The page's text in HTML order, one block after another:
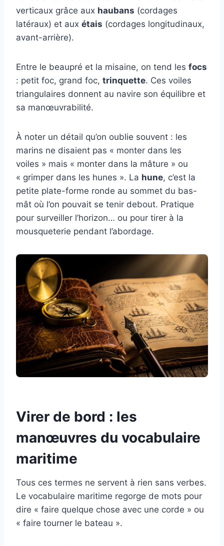
verticaux grâce aux haubans (cordages
latéraux) et aux étais (cordages longitudinaux,
avant-arrière).
Entre le beaupré et la misaine, on tend les focs
: petit foc, grand foc, trinquette. Ces voiles
triangulaires donnent au navire son équilibre et
sa manœuvrabilité.
À noter un détail qu’on oublie souvent : les
marins ne disaient pas « monter dans les
voiles » mais « monter dans la mâture » ou
« grimper dans les hunes ». La hune, c’est la
petite plate-forme ronde au sommet du bas-
mât où l’on pouvait se tenir debout. Pratique
pour surveiller l’horizon… ou pour tirer à la
mousqueterie pendant l’abordage.
Virer de bord : les
manœuvres du vocabulaire
maritime
Tous ces termes ne servent à rien sans verbes.
Le vocabulaire maritime regorge de mots pour
dire « faire quelque chose avec une corde » ou
« faire tourner le bateau ».